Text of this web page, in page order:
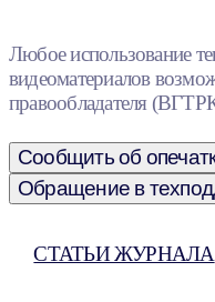
Любое использование
видеоматериалов
правообладателя
Сообщить об
Обращение в
СТАТЬИ ЖУРНАЛА